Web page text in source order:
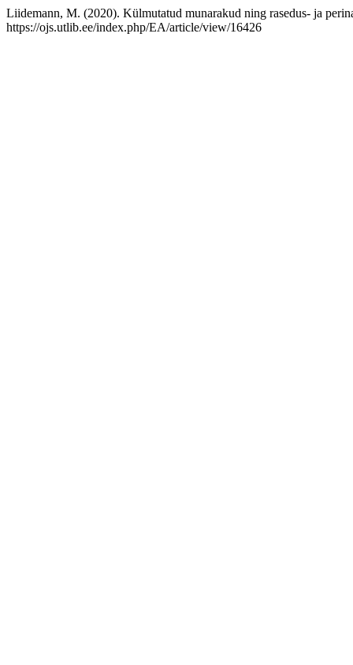
Liidemann, M. (2020). Külmutatud munarakud ning rasedus- ja
https://ojs.utlib.ee/index.php/EA/article/view/16426